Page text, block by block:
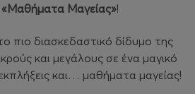
«Μαθήματα Μαγείας»!
πιο διασκεδαστικό δίδυμο της
και μεγάλους σε ένα μαγικό
και… μαθήματα μαγείας!